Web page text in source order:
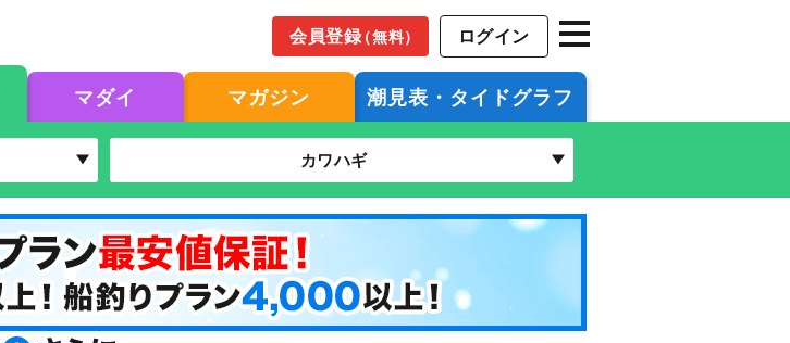
会員登録（無料） ログイン
マダイ マガジン 潮見表・タイドグラフ
カワハギ